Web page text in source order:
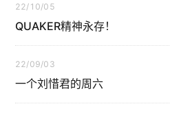
22/10/05
QUAKER精神永存！
22/09/03
一个刘惜君的周六